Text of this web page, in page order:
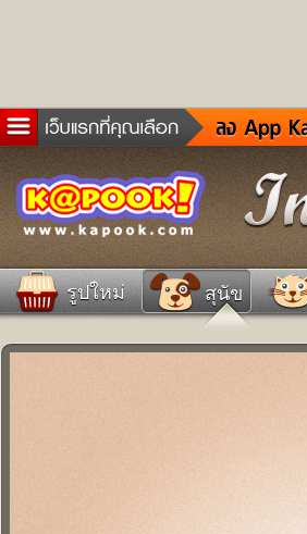
ข่าวด่
ละคร
เกม
ดูดวง
ผู้ชาย
รูปใหม่ สุนัข